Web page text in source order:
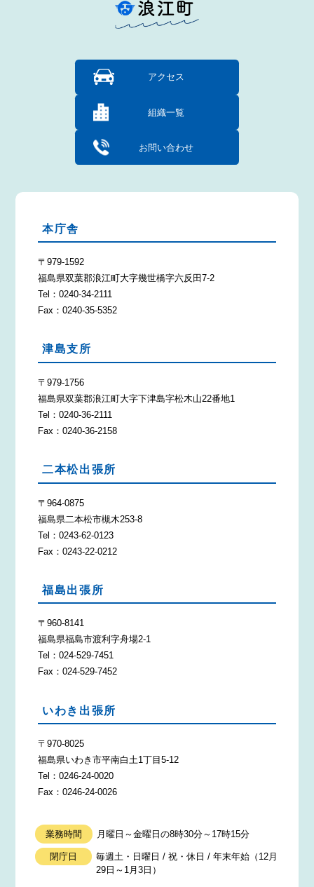
アクセス
組織一覧
お問い合わせ
本庁舎
〒979-1592
福島県双葉郡浪江町大字幾世橋字六反田7-2
Tel：0240-34-2111
Fax：0240-35-5352
津島支所
〒979-1756
福島県双葉郡浪江町大字下津島字松木山22番地1
Tel：0240-36-2111
Fax：0240-36-2158
二本松出張所
〒964-0875
福島県二本松市槻木253-8
Tel：0243-62-0123
Fax：0243-22-0212
福島出張所
〒960-8141
福島県福島市渡利字舟場2-1
Tel：024-529-7451
Fax：024-529-7452
いわき出張所
〒970-8025
福島県いわき市平南白土1丁目5-12
Tel：0246-24-0020
Fax：0246-24-0026
業務時間 月曜日～金曜日の8時30分～17時15分
閉庁日
毎週土・日曜日 / 祝・休日 / 年末年始（12月
29日～1月3日）